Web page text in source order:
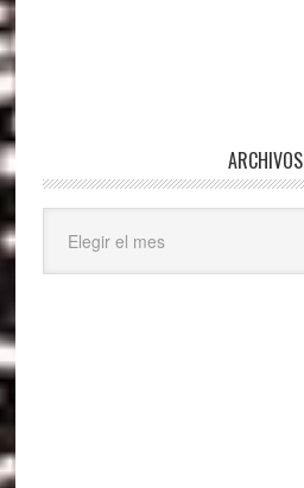
ARCHIVOS